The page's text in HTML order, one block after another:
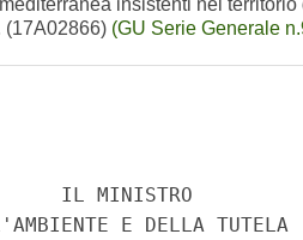
insistenti nel
(17A02866) (GU Serie Generale